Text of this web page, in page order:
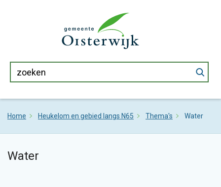
Home Heukelom en gebied langs N65 Thema's Water
Water